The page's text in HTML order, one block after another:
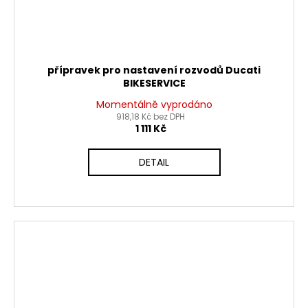
přípravek pro nastavení rozvodů Ducati
BIKESERVICE
Momentálně vyprodáno
918,18 Kč bez DPH
1 111 Kč
DETAIL